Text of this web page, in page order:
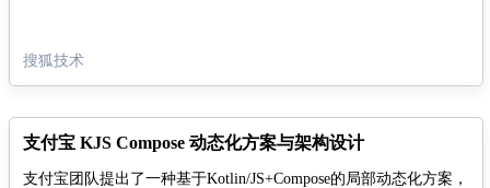
搜狐技术
支付宝 KJS Compose 动态化方案与架构设计
支付宝团队提出了一种基于Kotlin/JS+Compose的局部动态化方案，